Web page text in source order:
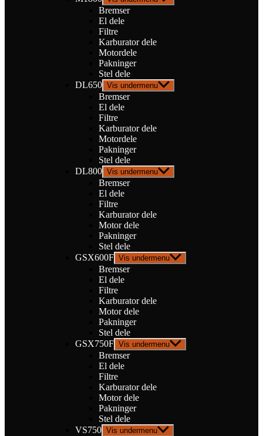
Bremser
El dele
Filtre
Karburator dele
Motordele
Pakninger
Stel dele
DL650 Vis undermenu
Bremser
El dele
Filtre
Karburator dele
Motordele
Pakninger
Stel dele
DL800 Vis undermenu
Bremser
El dele
Filtre
Karburator dele
Motor dele
Pakninger
Stel dele
GSX600F Vis undermenu
Bremser
El dele
Filtre
Karburator dele
Motor dele
Pakninger
Stel dele
GSX750F Vis undermenu
Bremser
El dele
Filtre
Karburator dele
Motor dele
Pakninger
Stel dele
VS750 Vis undermenu